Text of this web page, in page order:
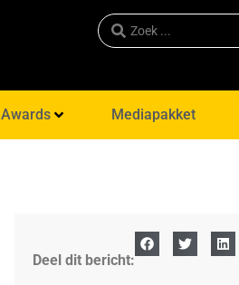
Awards Mediapakket
Deel dit bericht: